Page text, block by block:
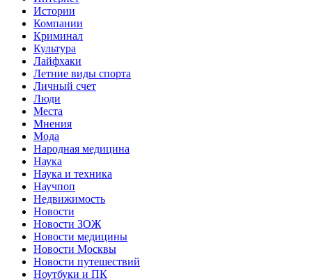
Истории
Компании
Криминал
Культура
Лайфхаки
Летние виды спорта
Личный счет
Люди
Места
Мнения
Мода
Народная медицина
Наука
Наука и техника
Научпоп
Недвижимость
Новости
Новости ЗОЖ
Новости медицины
Новости Москвы
Новости путешествий
Ноутбуки и ПК